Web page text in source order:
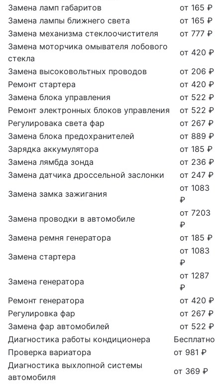
Замена ламп габаритов
от 165 ₽
Замена лампы ближнего света
от 165 ₽
Замена механизма стеклоочистителя
от 777 ₽
Замена моторчика омывателя лобового
стекла
от 420 ₽
Замена высоковольтных проводов
от 206 ₽
Ремонт стартера
от 420 ₽
Замена блока управления
от 522 ₽
Ремонт электронных блоков управления
от 522 ₽
Регулировака света фар
от 267 ₽
Замена блока предохранителей
от 889 ₽
Зарядка аккумулятора
от 185 ₽
Замена лямбда зонда
от 236 ₽
Замена датчика дроссельной заслонки
от 247 ₽
Замена замка зажигания
от 1083
₽
Замена проводки в автомобиле
от 7203
₽
Замена ремня генератора
от 185 ₽
Замена стартера
от 1083
₽
Замена генератора
от 1287
₽
Ремонт генератора
от 420 ₽
Регулировка фар
от 267 ₽
Замена фар автомобилей
от 522 ₽
Диагностика работы кондиционера
Бесплатно
Проверка вариатора
от 981 ₽
Диагностика выхлопной системы
автомобиля
от 369 ₽